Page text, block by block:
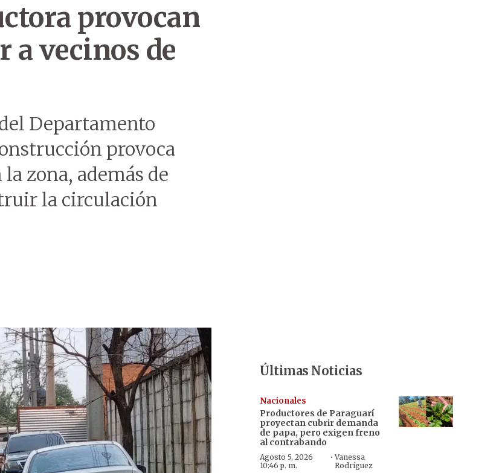
provocan
a vecinos de
Departamento
provoca
zona, además de
la circulación
Últimas Noticias
Nacionales
Productores de Paraguarí
proyectan cubrir demanda
de papa, pero exigen freno
al contrabando
Agosto 5, 2026
10:46 p. m.
·Vanessa
Rodríguez